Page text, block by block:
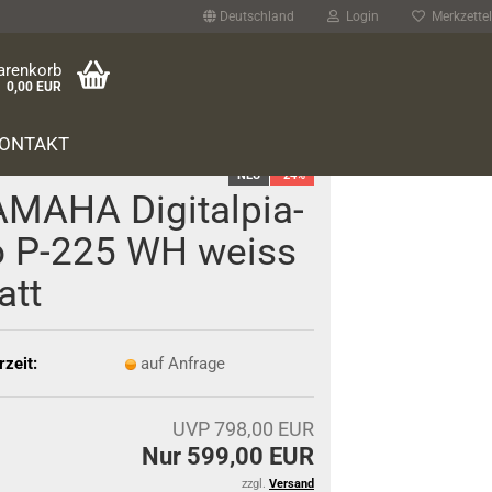
Deutschland Login Merkzettel
0,00 EUR
NEU -24%
Di­gi­tal­pia­
P-225 WH weiss
auf Anfrage
UVP 798,00 EUR
Nur 599,00 EUR
zzgl. Versand